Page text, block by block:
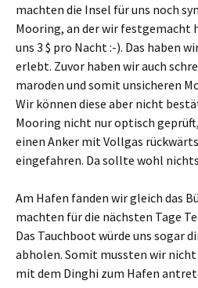
machten die Insel für uns noch
Mooring, an der wir festgemacht
uns 3 $ pro Nacht :-). Das haben
erlebt. Zuvor haben wir auch
maroden und somit unsicheren
Wir können diese aber nicht
Mooring nicht nur optisch
einen Anker mit Vollgas
eingefahren. Da sollte wohl
Am Hafen fanden wir gleich das
machten für die nächsten Tage
Das Tauchboot würde uns sogar
abholen. Somit mussten wir nicht
mit dem Dinghi zum Hafen